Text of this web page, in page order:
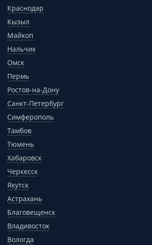
Краснодар
Кызыл
Майкоп
Нальчик
Омск
Пермь
Ростов-на-Дону
Санкт-Петербург
Симферополь
Тамбов
Тюмень
Хабаровск
Черкесск
Якутск
Астрахань
Благовещенск
Владивосток
Вологда